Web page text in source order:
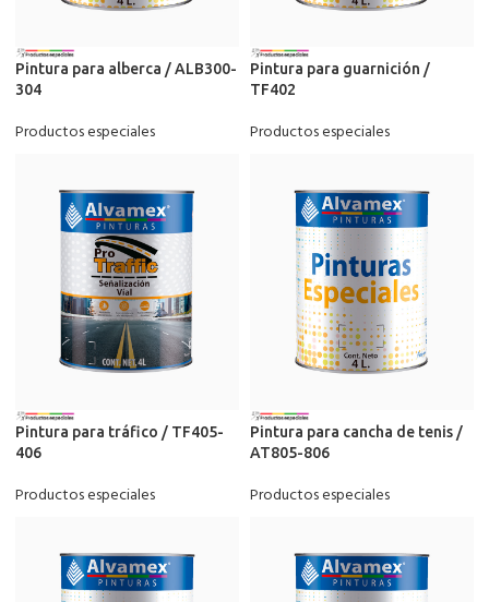
Pintura para alberca / ALB300-
304
Productos especiales
Pintura para guarnición /
TF402
Productos especiales
Pintura para tráfico / TF405-
406
Productos especiales
Pintura para cancha de tenis /
AT805-806
Productos especiales